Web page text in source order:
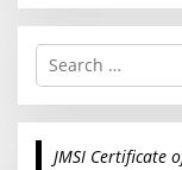
S
r
c
JMSI Certificate